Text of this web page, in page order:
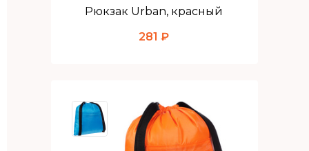
Рюкзак Urban, красный
281 ₽